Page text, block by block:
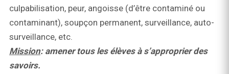
culpabilisation, peur, angoisse (d’être contaminé ou
contaminant), soupçon permanent, surveillance, auto-
surveillance, etc.
Mission: amener tous les élèves à s’approprier des
savoirs.